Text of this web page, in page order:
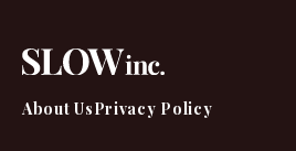
About UsPrivacy Policy